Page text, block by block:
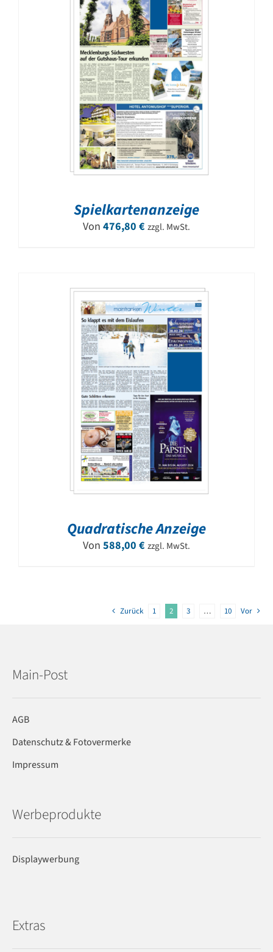
Spielkartenanzeige
Von 476,80 € zzgl. MwSt.
Quadratische Anzeige
Von 588,00 € zzgl. MwSt.
Zurück 1 2 3 … 10 Vor
Main-Post
AGB
Datenschutz & Fotovermerke
Impressum
Werbeprodukte
Displaywerbung
Extras